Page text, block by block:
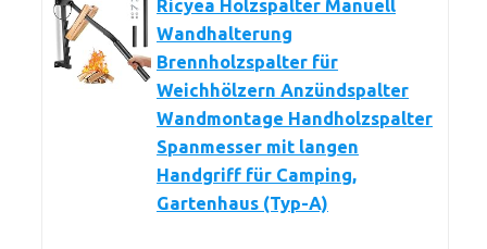
Ricyea Holzspalter Manuell
Wandhalterung
Brennholzspalter für
Weichhölzern Anzündspalter
Wandmontage Handholzspalter
Spanmesser mit langen
Handgriff für Camping,
Gartenhaus (Typ-A)